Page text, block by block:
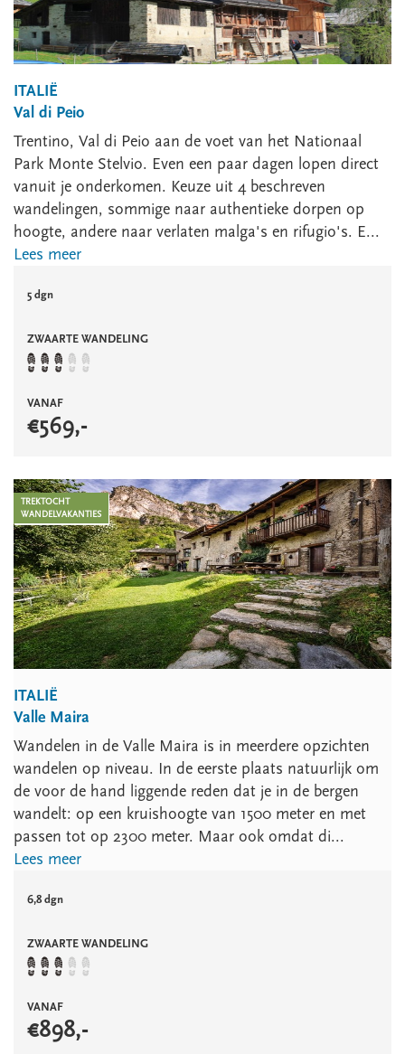
ITALIË
Val di Peio
Trentino, Val di Peio aan de voet van het Nationaal
Park Monte Stelvio. Even een paar dagen lopen direct
vanuit je onderkomen. Keuze uit 4 beschreven
wandelingen, sommige naar authentieke dorpen op
hoogte, andere naar verlaten malga's en rifugio's. E...
Lees meer
5 dgn
ZWAARTE WANDELING
VANAF
€569,-
TREKTOCHT
WANDELVAKANTIES
ITALIË
Valle Maira
Wandelen in de Valle Maira is in meerdere opzichten
wandelen op niveau. In de eerste plaats natuurlijk om
de voor de hand liggende reden dat je in de bergen
wandelt: op een kruishoogte van 1500 meter en met
passen tot op 2300 meter. Maar ook omdat di...
Lees meer
6,8 dgn
ZWAARTE WANDELING
VANAF
€898,-